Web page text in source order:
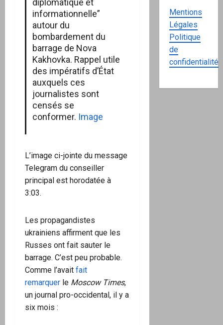
diplomatique et
informationnelle”
autour du
bombardement du
barrage de Nova
Kakhovka. Rappel utile
des impératifs d’État
auxquels ces
journalistes sont
censés se
conformer. Image
L’image ci-jointe du message
Telegram du conseiller
principal est horodatée à
3:03.
Les propagandistes
ukrainiens affirment que les
Russes ont fait sauter le
barrage. C’est peu probable.
Comme l’avait fait
remarquer le Moscow Times,
un journal pro-occidental, il y a
six mois :
Mentions
Légales
Politique
de
confidentialité